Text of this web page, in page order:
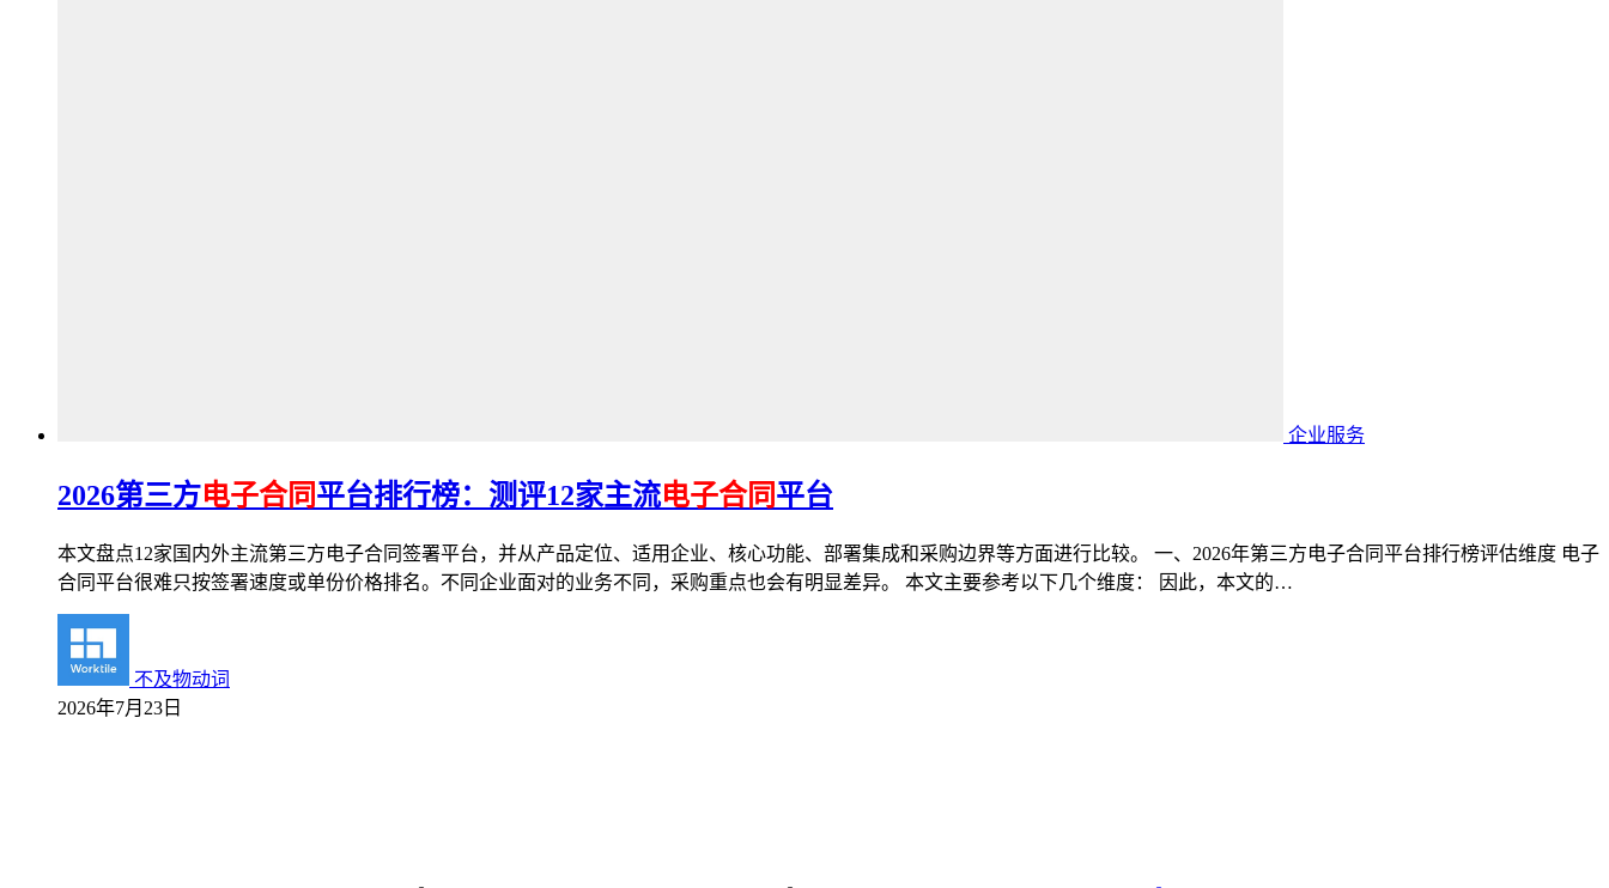
企业服务
2026第三方电子合同平台排行榜：测评12家主流电子合同平台
本文盘点12家国内外主流第三方电子合同签署平台，并从产品定位、适用企业、核心功能、部署集成和采购边界等方面进行比较。 一、2026年第三方电子合同平台排行榜评估维度 电子
合同平台很难只按签署速度或单份价格排名。不同企业面对的业务不同，采购重点也会有明显差异。 本文主要参考以下几个维度： 因此，本文的…
不及物动词
2026年7月23日